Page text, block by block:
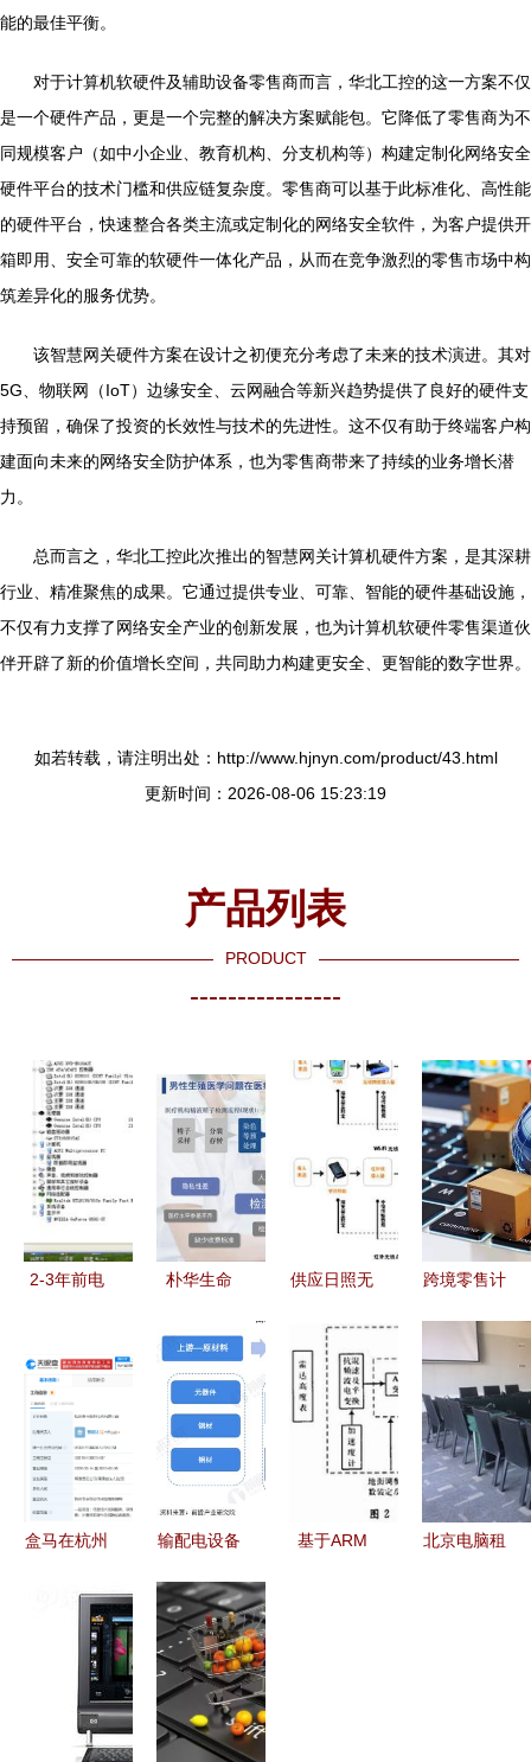
能的最佳平衡。
对于计算机软硬件及辅助设备零售商而言，华北工控的这一方案不仅
是一个硬件产品，更是一个完整的解决方案赋能包。它降低了零售商为不
同规模客户（如中小企业、教育机构、分支机构等）构建定制化网络安全
硬件平台的技术门槛和供应链复杂度。零售商可以基于此标准化、高性能
的硬件平台，快速整合各类主流或定制化的网络安全软件，为客户提供开
箱即用、安全可靠的软硬件一体化产品，从而在竞争激烈的零售市场中构
筑差异化的服务优势。
该智慧网关硬件方案在设计之初便充分考虑了未来的技术演进。其对
5G、物联网（IoT）边缘安全、云网融合等新兴趋势提供了良好的硬件支
持预留，确保了投资的长效性与技术的先进性。这不仅有助于终端客户构
建面向未来的网络安全防护体系，也为零售商带来了持续的业务增长潜
力。
总而言之，华北工控此次推出的智慧网关计算机硬件方案，是其深耕
行业、精准聚焦的成果。它通过提供专业、可靠、智能的硬件基础设施，
不仅有力支撑了网络安全产业的创新发展，也为计算机软硬件零售渠道伙
伴开辟了新的价值增长空间，共同助力构建更安全、更智能的数字世界。
如若转载，请注明出处：http://www.hjnyn.com/product/43.html
更新时间：2026-08-06 15:23:19
产品列表
PRODUCT
----------------
2-3年前电
级与换新
朴华生命
为基石，构
建男性生殖
健康智慧诊
疗新生态
供应日照无
计算机软硬
件及辅助设
备的零售新
选择
跨境零售计
及辅助设备
商品标签标
识规范解析
盒马在杭州
技术公司，
注册资本
1000万聚
焦软硬件零
输配电设备
全景梳理及
区域热力地
图 兼论计
算机软硬件
及辅助设备
基于ARM
北京电脑租